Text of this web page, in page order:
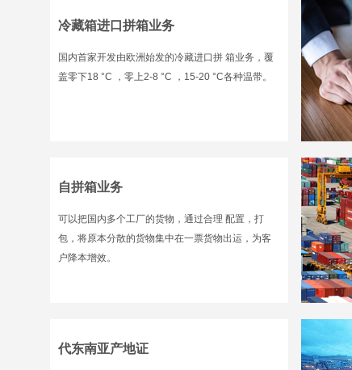
冷藏箱进口拼箱业务
国内首家开发由欧洲始发的冷藏进口拼 箱业务，覆
盖零下18 °C ，零上2-8 °C ，15-20 °C各种温带。
自拼箱业务
可以把国内多个工厂的货物，通过合理 配置，打
包，将原本分散的货物集中在一票货物出运，为客
户降本增效。
代东南亚产地证